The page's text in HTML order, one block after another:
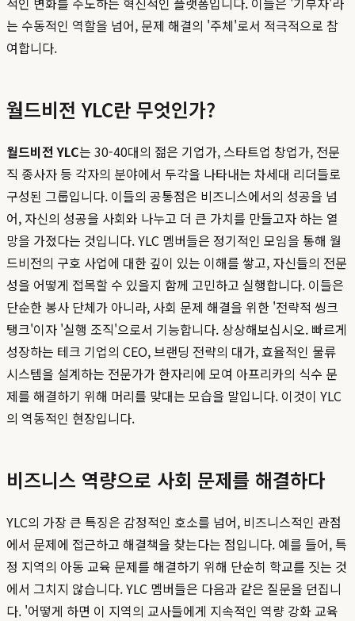
는 수동적인 역할을 넘어, 문제 해결의 '주체'로서 적극적으로 참
여합니다.
월드비전 YLC란 무엇인가?
월드비전 YLC는 30-40대의 젊은 기업가, 스타트업 창업가, 전문
직 종사자 등 각자의 분야에서 두각을 나타내는 차세대 리더들로
구성된 그룹입니다. 이들의 공통점은 비즈니스에서의 성공을 넘
어, 자신의 성공을 사회와 나누고 더 큰 가치를 만들고자 하는 열
망을 가졌다는 것입니다. YLC 멤버들은 정기적인 모임을 통해 월
드비전의 구호 사업에 대한 깊이 있는 이해를 쌓고, 자신들의 전문
성을 어떻게 접목할 수 있을지 함께 고민하고 실행합니다. 이들은
단순한 봉사 단체가 아니라, 사회 문제 해결을 위한 '전략적 씽크
탱크'이자 '실행 조직'으로서 기능합니다. 상상해보십시오. 빠르게
성장하는 테크 기업의 CEO, 브랜딩 전략의 대가, 효율적인 물류
시스템을 설계하는 전문가가 한자리에 모여 아프리카의 식수 문
제를 해결하기 위해 머리를 맞대는 모습을 말입니다. 이것이 YLC
의 역동적인 현장입니다.
비즈니스 역량으로 사회 문제를 해결하다
YLC의 가장 큰 특징은 감정적인 호소를 넘어, 비즈니스적인 관점
에서 문제에 접근하고 해결책을 찾는다는 점입니다. 예를 들어, 특
정 지역의 아동 교육 문제를 해결하기 위해 단순히 학교를 짓는 것
에서 그치지 않습니다. YLC 멤버들은 다음과 같은 질문을 던집니
다. '어떻게 하면 이 지역의 교사들에게 지속적인 역량 강화 교육